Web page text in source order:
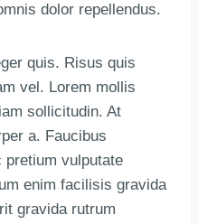
dolor repellendus.
quis. Risus quis
vel. Lorem mollis
sollicitudin. At
a. Faucibus
pretium vulputate
enim facilisis gravida
gravida rutrum